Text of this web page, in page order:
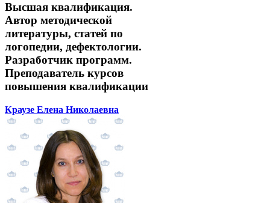
Высшая квалификация.
Автор методической
литературы, статей по
логопедии, дефектологии.
Разработчик программ.
Преподаватель курсов
повышения квалификации
Краузе Елена Николаевна